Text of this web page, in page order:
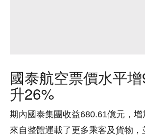
國泰航空票價水平
升26%
期內國泰集團收益680.61億元，
來自整體運載了更多乘客及貨物